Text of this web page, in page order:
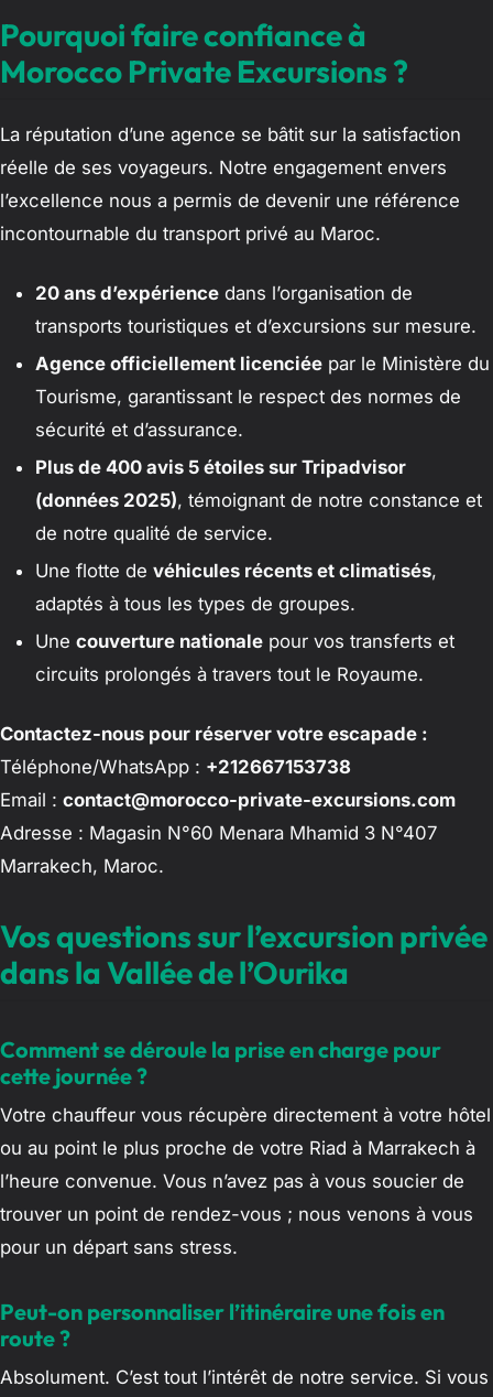
Pourquoi faire confiance à
Morocco Private Excursions ?
La réputation d’une agence se bâtit sur la satisfaction
réelle de ses voyageurs. Notre engagement envers
l’excellence nous a permis de devenir une référence
incontournable du transport privé au Maroc.
20 ans d’expérience dans l’organisation de
transports touristiques et d’excursions sur mesure.
Agence officiellement licenciée par le Ministère du
Tourisme, garantissant le respect des normes de
sécurité et d’assurance.
Plus de 400 avis 5 étoiles sur Tripadvisor
(données 2025), témoignant de notre constance et
de notre qualité de service.
Une flotte de véhicules récents et climatisés,
adaptés à tous les types de groupes.
Une couverture nationale pour vos transferts et
circuits prolongés à travers tout le Royaume.
Contactez-nous pour réserver votre escapade :
Téléphone/WhatsApp : +212667153738
Email : contact@morocco-private-excursions.com
Adresse : Magasin N°60 Menara Mhamid 3 N°407
Marrakech, Maroc.
Vos questions sur l’excursion privée
dans la Vallée de l’Ourika
Comment se déroule la prise en charge pour
cette journée ?
Votre chauffeur vous récupère directement à votre hôtel
ou au point le plus proche de votre Riad à Marrakech à
l’heure convenue. Vous n’avez pas à vous soucier de
trouver un point de rendez-vous ; nous venons à vous
pour un départ sans stress.
Peut-on personnaliser l’itinéraire une fois en
route ?
Absolument. C’est tout l’intérêt de notre service. Si vous